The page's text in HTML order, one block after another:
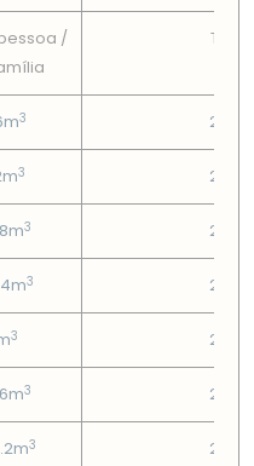
/
Tarifa
3 2.66€
3 2.66€
3 2.66€
3 2.66€
3 2.66€
3 2.66€
3 2.66€